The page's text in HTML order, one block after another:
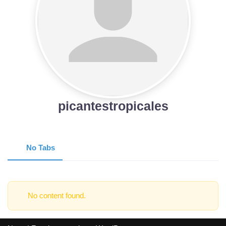
picantestropicales
No Tabs
No content found.